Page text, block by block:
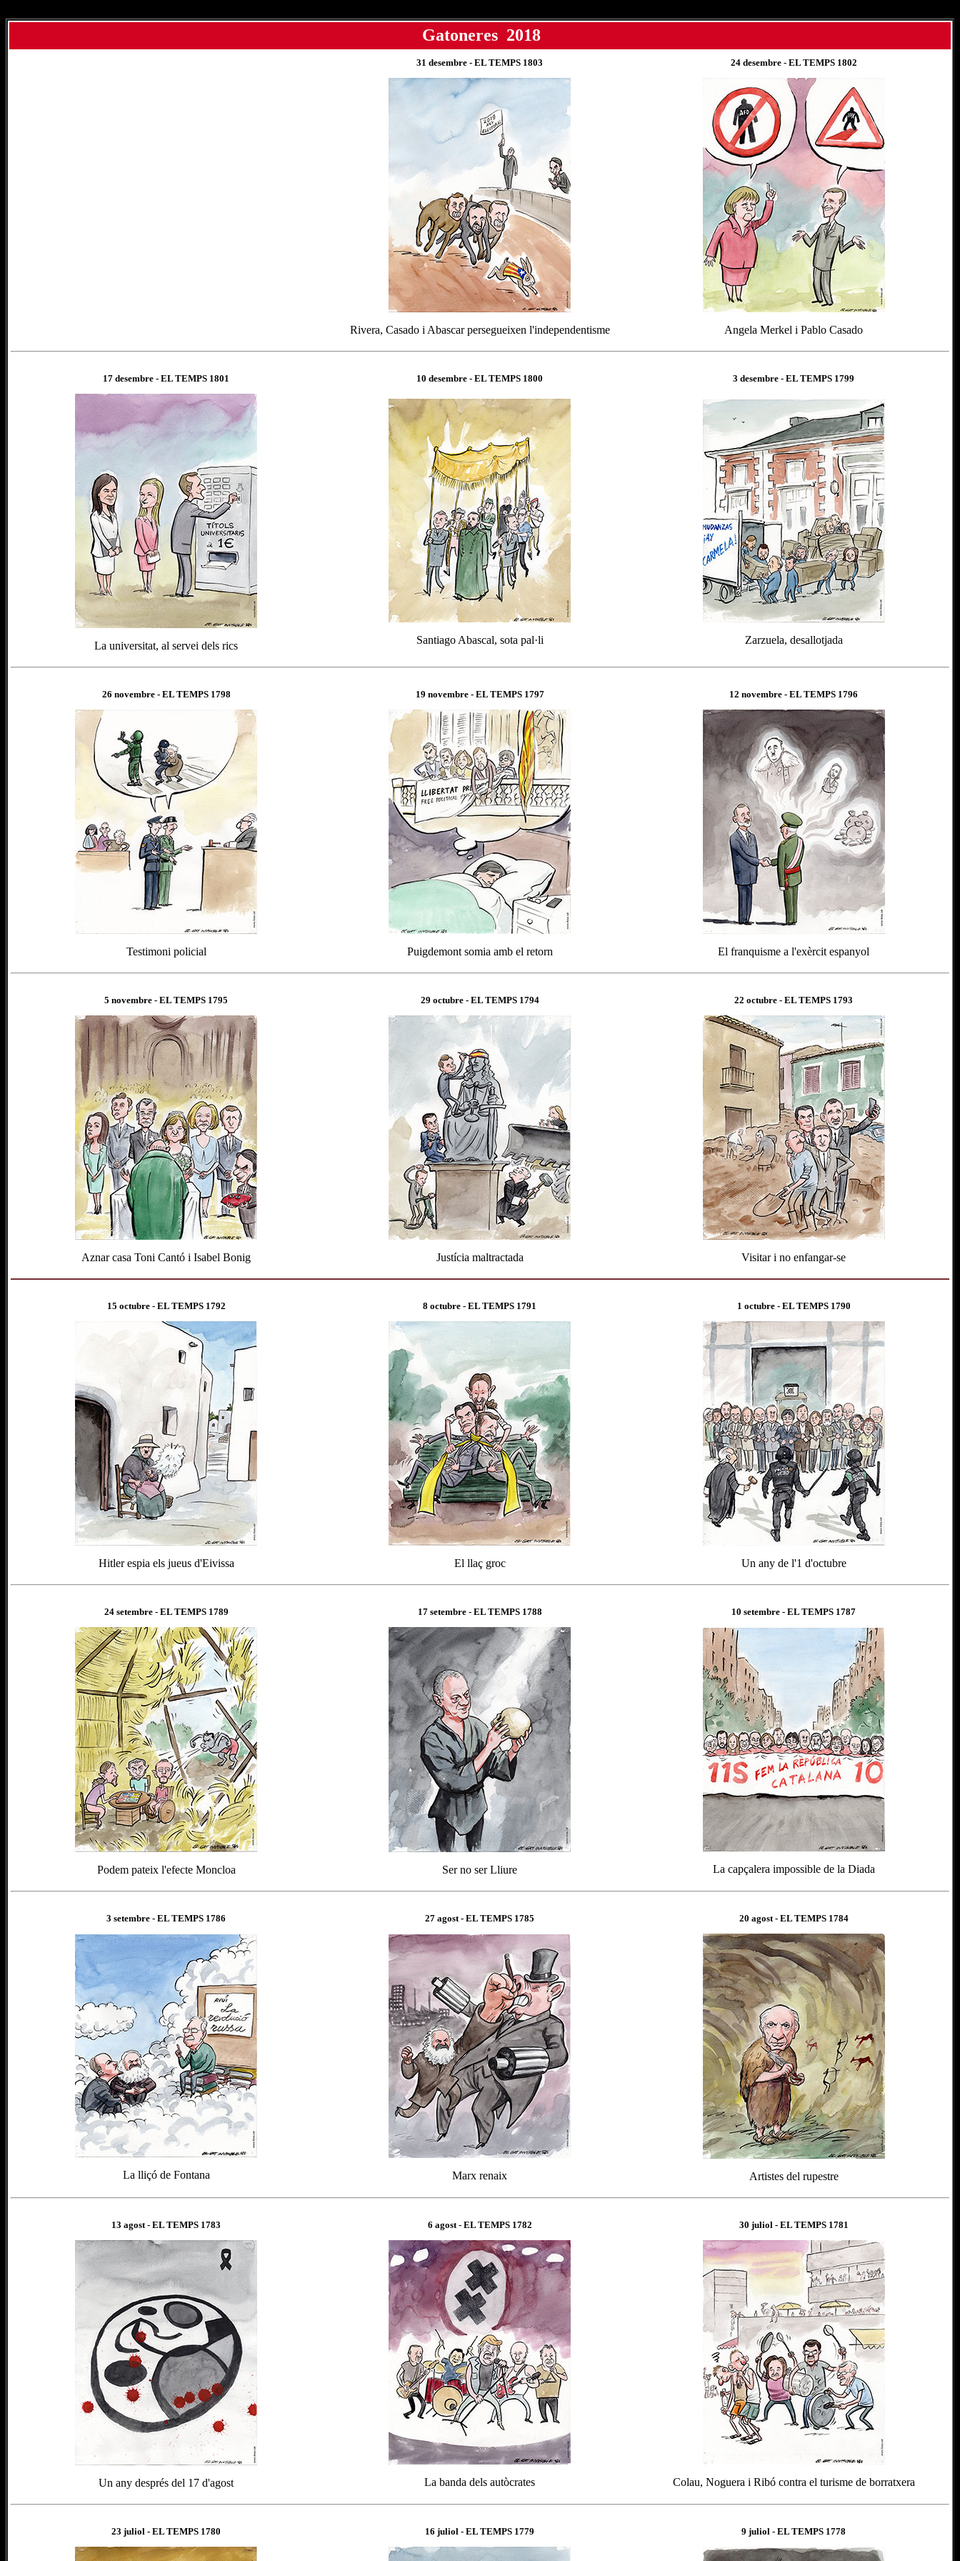
Gatoneres 2018
31 desembre - EL TEMPS 1803 24 desembre- EL TEMPS 1802
Rivera, Casado i Abascar persegueixen l'independentisme Angela Merkel i Pablo Casado
17 desembre - EL TEMPS 1801 10 desembre - EL TEMPS 1800 3 desembre - EL TEMPS 1799
La universitat, al servei dels rics Santiago Abascal, sota pal·li Zarzuela, desallotjada
26 novembre- EL TEMPS 1798 19 novembre- EL TEMPS 1797 12 novembre - EL TEMPS 1796
Testimoni policial Puigdemont somia amb el retorn El franquisme a l'exèrcit espanyol
5 novembre - EL TEMPS 1795 29 octubre- EL TEMPS 1794 22 octubre - EL TEMPS 1793
Aznar casa Toni Cantó i Isabel Bonig Justícia maltractada Visitar i no enfangar-se
15 octubre- EL TEMPS 1792 8 octubre - EL TEMPS 1791 1 octubre- EL TEMPS 1790
Hitler espia els jueus d'Eivissa El llaç groc Un any de l'1 d'octubre
24 setembre- EL TEMPS 1789 17 setembre- EL TEMPS 1788 10 setembre - EL TEMPS 1787
Podem pateix l'efecte Moncloa Ser no ser Lliure La capçalera impossible de la Diada
3 setembre - EL TEMPS 1786 27 agost- EL TEMPS 1785 20 agost- EL TEMPS 1784
La lliçó de Fontana Marx renaix Artistes del rupestre
13 agost- EL TEMPS 1783 6 agost- EL TEMPS 1782 30 juliol- EL TEMPS 1781
Un any després del 17 d'agost La banda dels autòcrates Colau, Noguera i Ribó contra el turisme de borratxera
23 juliol - EL TEMPS 1780 16 juliol - EL TEMPS 1779 9 juliol - EL TEMPS 1778